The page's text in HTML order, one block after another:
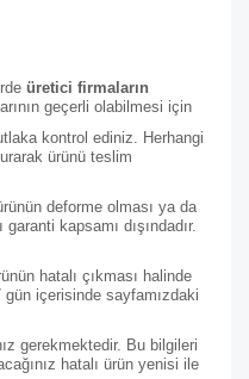
üretici firmaların
geçerli olabilmesi için
kontrol ediniz. Herhangi
ürünü teslim
deforme olması ya da
kapsamı dışındadır.
hatalı çıkması halinde
içerisinde sayfamızdaki
gerekmektedir. Bu bilgileri
hatalı ürün yenisi ile